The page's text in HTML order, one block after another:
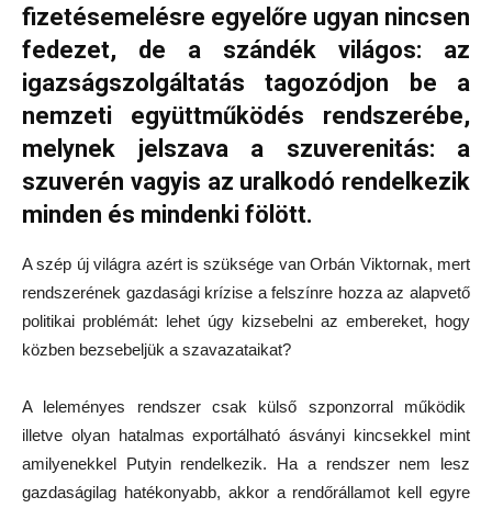
fizetésemelésre egyelőre ugyan nincsen
fedezet, de a szándék világos: az
igazságszolgáltatás tagozódjon be a
nemzeti együttműködés rendszerébe,
melynek jelszava a szuverenitás: a
szuverén vagyis az uralkodó rendelkezik
minden és mindenki fölött.
A szép új világra azért is szüksége van Orbán Viktornak, mert
rendszerének gazdasági krízise a felszínre hozza az alapvető
politikai problémát: lehet úgy kizsebelni az embereket, hogy
közben bezsebeljük a szavazataikat?
A leleményes rendszer csak külső szponzorral működik
illetve olyan hatalmas exportálható ásványi kincsekkel mint
amilyenekkel Putyin rendelkezik. Ha a rendszer nem lesz
gazdaságilag hatékonyabb, akkor a rendőrállamot kell egyre